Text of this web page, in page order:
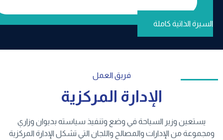
الذاتية كاملة
فريق العمل
الإدارة المركزية
يستعين وزير السياحة في وضع وتنفيذ سياسته بديوان وزاري
من الإدارات والمصالح واللجان التي تشكل الإدارة المركزية